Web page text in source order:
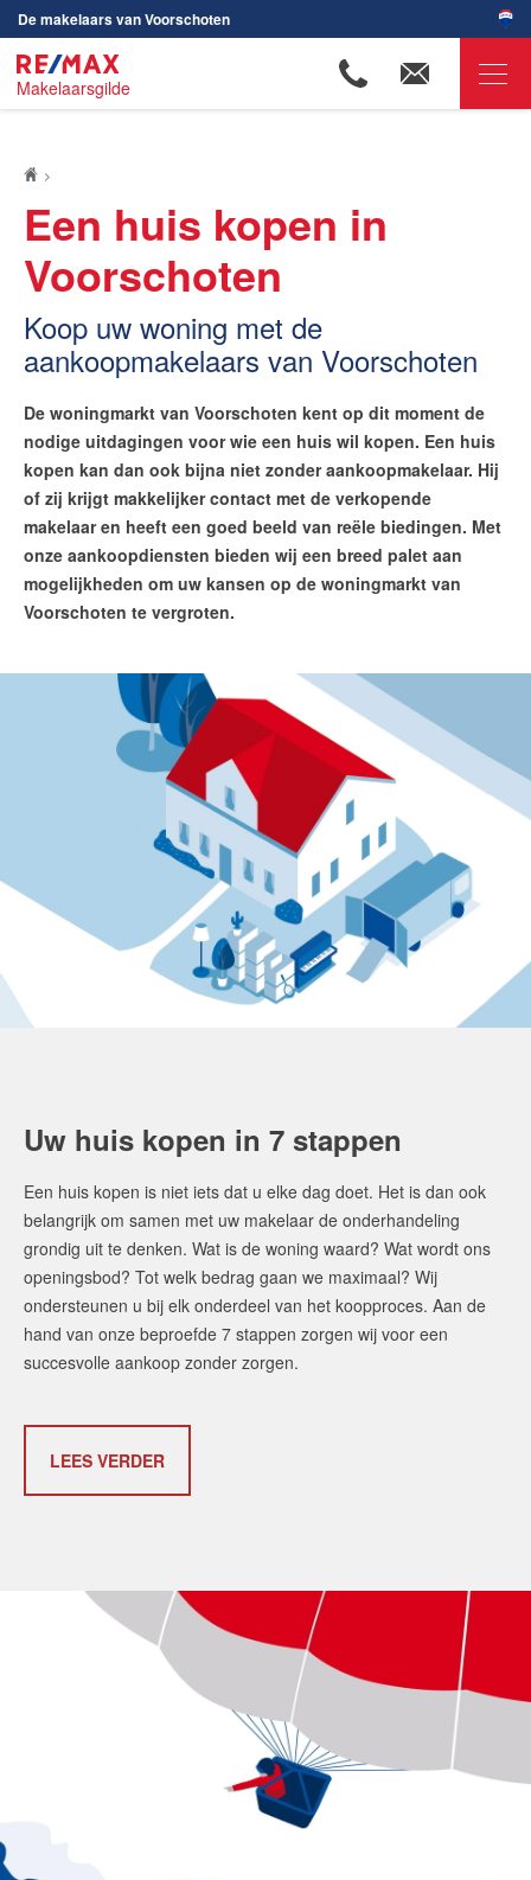
De makelaars van Voorschoten
Makelaarsgilde
Onze makelaars
Wijken in Voorschoten
Huis verkopen
Huis kopen
Bieden op een huis
Hypotheekadvies
De waarde van uw woning
Huis huren
Contact
Maak een afspraak
RE/MAX Makelaarsgilde
makelaarsgilde@remax.nl
Een huis kopen in
Voorschoten
Koop uw woning met de
aankoopmakelaars van Voorschoten
De woningmarkt van Voorschoten kent op dit moment de
nodige uitdagingen voor wie een huis wil kopen. Een huis
kopen kan dan ook bijna niet zonder aankoopmakelaar. Hij
of zij krijgt makkelijker contact met de verkopende
makelaar en heeft een goed beeld van reële biedingen. Met
onze aankoopdiensten bieden wij een breed palet aan
mogelijkheden om uw kansen op de woningmarkt van
Voorschoten te vergroten.
Uw huis kopen in 7 stappen
Een huis kopen is niet iets dat u elke dag doet. Het is dan ook
belangrijk om samen met uw makelaar de onderhandeling
grondig uit te denken. Wat is de woning waard? Wat wordt ons
openingsbod? Tot welk bedrag gaan we maximaal? Wij
ondersteunen u bij elk onderdeel van het koopproces. Aan de
hand van onze beproefde 7 stappen zorgen wij voor een
succesvolle aankoop zonder zorgen.
LEES VERDER